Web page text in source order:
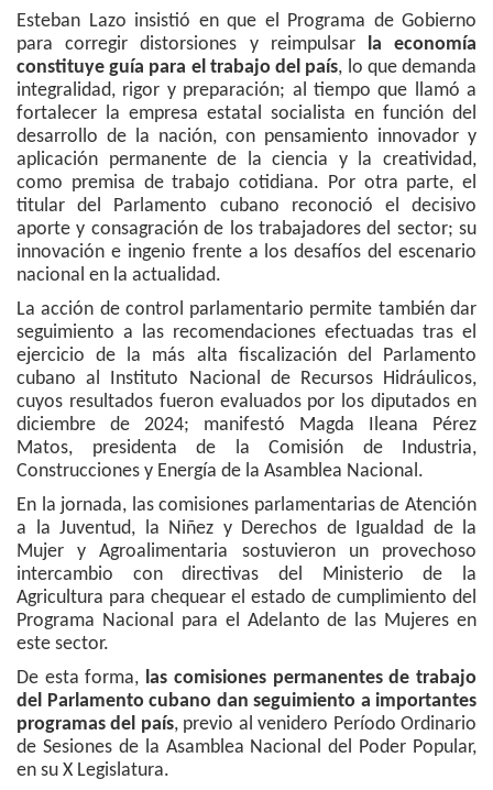
Esteban Lazo insistió en que el Programa de Gobierno
para corregir distorsiones y reimpulsar la economía
constituye guía para el trabajo del país, lo que demanda
integralidad, rigor y preparación; al tiempo que llamó a
fortalecer la empresa estatal socialista en función del
desarrollo de la nación, con pensamiento innovador y
aplicación permanente de la ciencia y la creatividad,
como premisa de trabajo cotidiana. Por otra parte, el
titular del Parlamento cubano reconoció el decisivo
aporte y consagración de los trabajadores del sector; su
innovación e ingenio frente a los desafíos del escenario
nacional en la actualidad.
La acción de control parlamentario permite también dar
seguimiento a las recomendaciones efectuadas tras el
ejercicio de la más alta fiscalización del Parlamento
cubano al Instituto Nacional de Recursos Hidráulicos,
cuyos resultados fueron evaluados por los diputados en
diciembre de 2024; manifestó Magda Ileana Pérez
Matos, presidenta de la Comisión de Industria,
Construcciones y Energía de la Asamblea Nacional.
En la jornada, las comisiones parlamentarias de Atención
a la Juventud, la Niñez y Derechos de Igualdad de la
Mujer y Agroalimentaria sostuvieron un provechoso
intercambio con directivas del Ministerio de la
Agricultura para chequear el estado de cumplimiento del
Programa Nacional para el Adelanto de las Mujeres en
este sector.
De esta forma, las comisiones permanentes de trabajo
del Parlamento cubano dan seguimiento a importantes
programas del país, previo al venidero Período Ordinario
de Sesiones de la Asamblea Nacional del Poder Popular,
en su X Legislatura.